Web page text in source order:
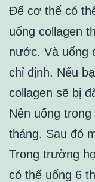
Để cơ thể có
uống collagen
nước. Và uống
chỉ định. Nếu
collagen sẽ bị
Nên uống
tháng. Sau đó
Trong trường
có thể uống 6